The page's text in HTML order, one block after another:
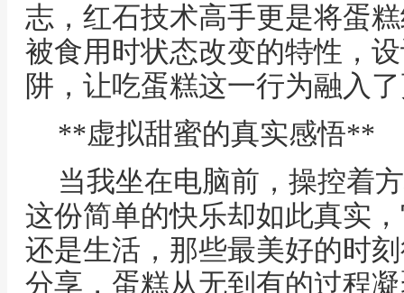
志，红石技术高手更是将蛋
被食用时状态改变的特性，
阱，让吃蛋糕这一行为融入
**虚拟甜蜜的真实感悟**
当我坐在电脑前，操控着
这份简单的快乐却如此真实
还是生活，那些最美好的时
分享，蛋糕从无到有的过程